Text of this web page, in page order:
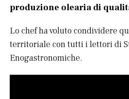
produzione olearia di
Lo chef ha voluto condividere
territoriale con tutti i lettori di
Enogastronomiche.